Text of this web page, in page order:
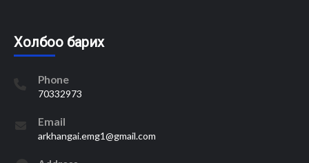
Холбоо барих
Phone
70332973
Email
arkhangai.emg1@gmail.com